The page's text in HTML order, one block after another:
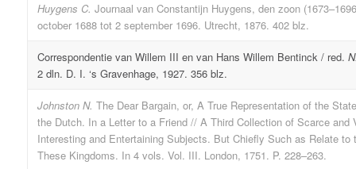
Huygens C. Journaal van Constantijn Huygens, den zoon
october 1688 tot 2 september 1696. Utrecht, 1876. 402 blz.
Correspondentie van Willem III en van Hans Willem Bentinck / red.
2 dln. D. I. ‘s Gravenhage, 1927. 356 blz.
Johnston N. The Dear Bargain, or, A True Representation of the
the Dutch. In a Letter to a Friend // A Third Collection of Scarce and
Interesting and Entertaining Subjects. But Chiefly Such as Relate
These Kingdoms. In 4 vols. Vol. III. London, 1751. P. 228–263.